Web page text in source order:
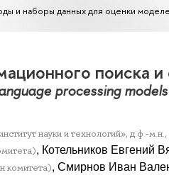
и наборы данных для оценки
поиска и
processing models
науки и технологий», д.ф.-
, Котельников Евгений
комитета), Смирнов Иван